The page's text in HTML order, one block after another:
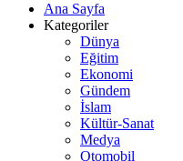
Ana Sayfa
Kategoriler
Dünya
Eğitim
Ekonomi
Gündem
İslam
Kültür-Sanat
Medya
Otomobil